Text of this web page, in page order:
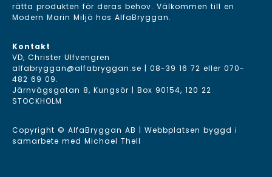
rätta produkten för deras behov. Välkommen till en
Modern Marin Miljö hos AlfaBryggan.
Kontakt
VD, Christer Ulfvengren
alfabryggan@alfabryggan.se | 08-39 16 72 eller 070-
482 69 09.
Järnvägsgatan 8, Kungsör | Box 90154, 120 22
STOCKHOLM
Copyright © AlfaBryggan AB | Webbplatsen byggd i
samarbete med Michael Thell